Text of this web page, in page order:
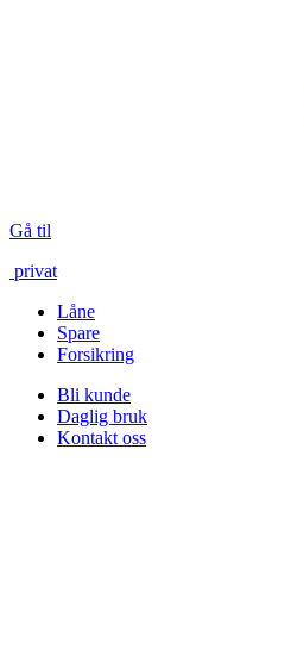
Gå til
privat
Låne
Spare
Forsikring
Bli kunde
Daglig bruk
Kontakt oss